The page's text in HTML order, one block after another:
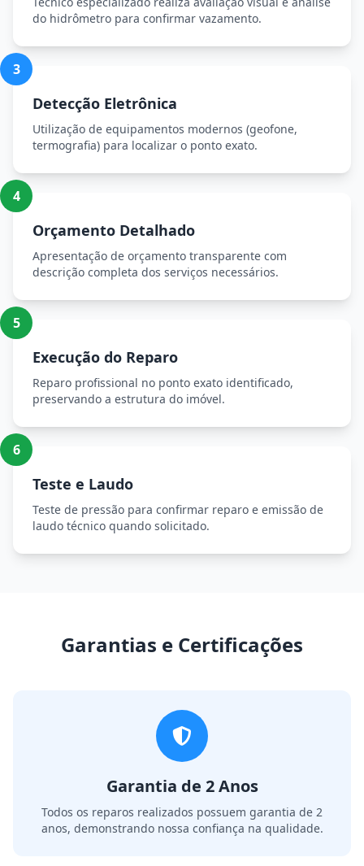
do hidrômetro para confirmar vazamento.
3
Detecção Eletrônica
Utilização de equipamentos modernos (geofone,
termografia) para localizar o ponto exato.
4
Orçamento Detalhado
Apresentação de orçamento transparente com
descrição completa dos serviços necessários.
5
Execução do Reparo
Reparo profissional no ponto exato identificado,
preservando a estrutura do imóvel.
6
Teste e Laudo
Teste de pressão para confirmar reparo e emissão de
laudo técnico quando solicitado.
Garantias e Certificações
Garantia de 2 Anos
Todos os reparos realizados possuem garantia de 2
anos, demonstrando nossa confiança na qualidade.